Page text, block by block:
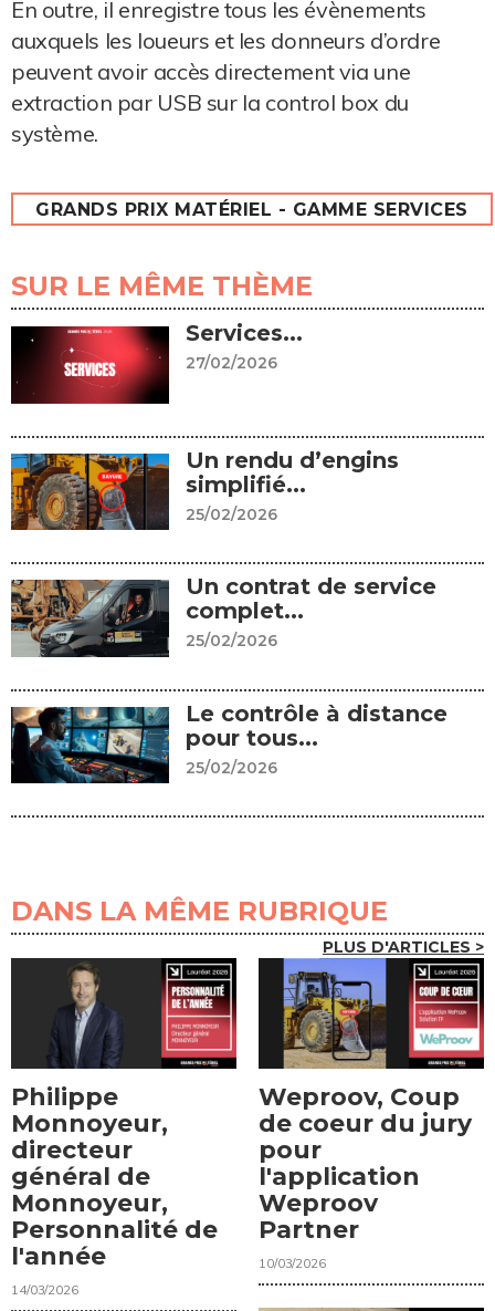
En outre, il enregistre tous les évènements
auxquels les loueurs et les donneurs d’ordre
peuvent avoir accès directement via une
extraction par USB sur la control box du
système.
GRANDS PRIX MATÉRIEL - GAMME SERVICES
SUR LE MÊME THÈME
Services...
27/02/2026
Un rendu d’engins
simplifié...
25/02/2026
Un contrat de service
complet...
25/02/2026
Le contrôle à distance
pour tous...
25/02/2026
DANS LA MÊME RUBRIQUE
PLUS D'ARTICLES >
Philippe
Monnoyeur,
directeur
général de
Monnoyeur,
Personnalité de
l'année
14/03/2026
Weproov, Coup
de coeur du jury
pour
l'application
Weproov
Partner
10/03/2026